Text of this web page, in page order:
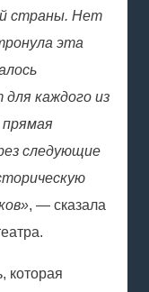
страны. Нет
эта
каждого из
следующие
, — сказала
которая